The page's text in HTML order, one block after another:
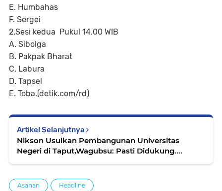
E. Humbahas
F. Sergei
2.Sesi kedua Pukul 14.00 WIB
A. Sibolga
B. Pakpak Bharat
C. Labura
D. Tapsel
E. Toba.(detik.com/rd)
Artikel Selanjutnya
Nikson Usulkan Pembangunan Universitas
Negeri di Taput,Wagubsu: Pasti Didukung....
Asahan Headline